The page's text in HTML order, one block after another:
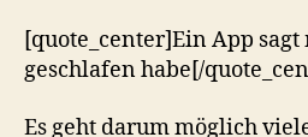
[quote_center]Ein App
geschlafen habe[/
Es geht darum möglich